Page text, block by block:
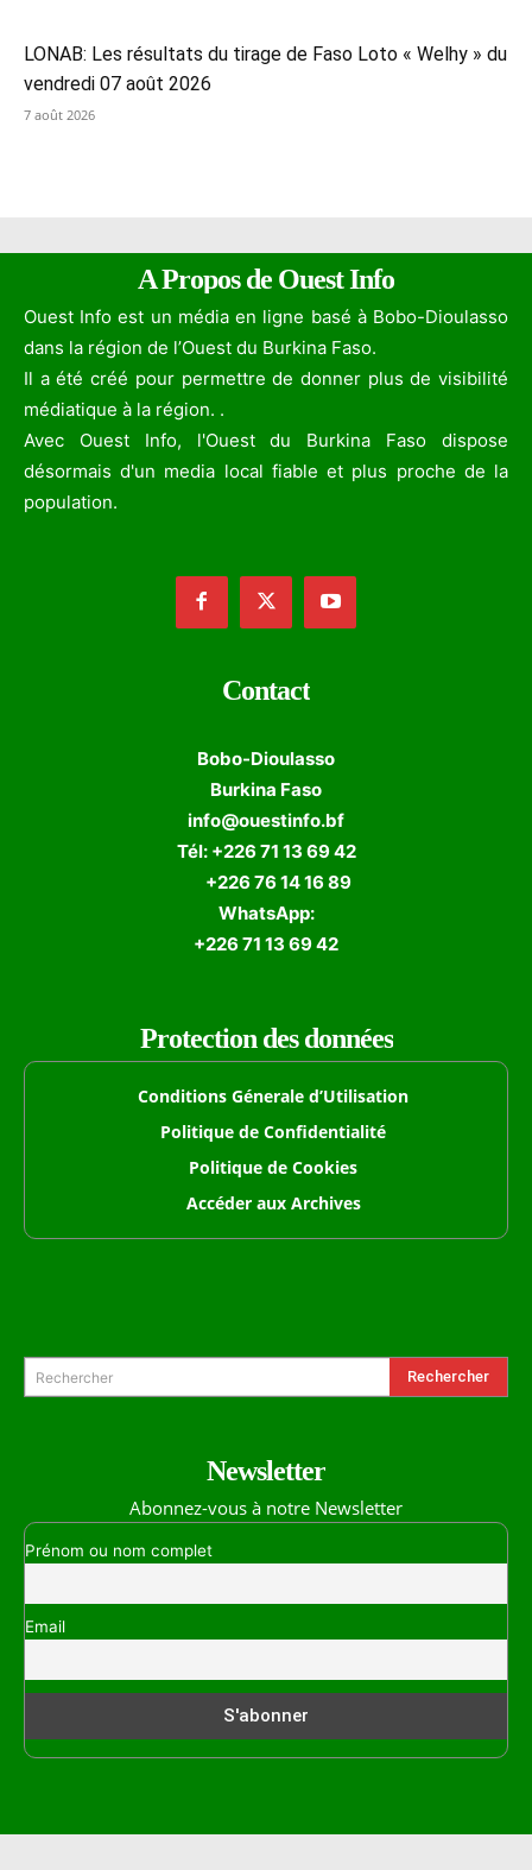
LONAB: Les résultats du tirage de Faso Loto « Welhy » du
vendredi 07 août 2026
7 août 2026
A Propos de Ouest Info
Ouest Info est un média en ligne basé à Bobo-Dioulasso
dans la région de l’Ouest du Burkina Faso.
Il a été créé pour permettre de donner plus de visibilité
médiatique à la région. .
Avec Ouest Info, l'Ouest du Burkina Faso dispose
désormais d'un media local fiable et plus proche de la
population.
Contact
Bobo-Dioulasso
Burkina Faso
info@ouestinfo.bf
Tél: +226 71 13 69 42
+226 76 14 16 89
WhatsApp:
+226 71 13 69 42
Protection des données
Conditions Génerale d’Utilisation
Politique de Confidentialité
Politique de Cookies
Accéder aux Archives
Rechercher Rechercher
Newsletter
Abonnez-vous à notre Newsletter
Prénom ou nom complet
Email